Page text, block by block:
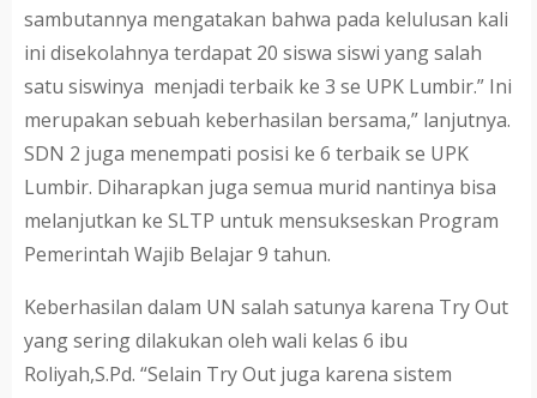
sambutannya mengatakan bahwa pada kelulusan kali
ini disekolahnya terdapat 20 siswa siswi yang salah
satu siswinya menjadi terbaik ke 3 se UPK Lumbir.” Ini
merupakan sebuah keberhasilan bersama,” lanjutnya.
SDN 2 juga menempati posisi ke 6 terbaik se UPK
Lumbir. Diharapkan juga semua murid nantinya bisa
melanjutkan ke SLTP untuk mensukseskan Program
Pemerintah Wajib Belajar 9 tahun.
Keberhasilan dalam UN salah satunya karena Try Out
yang sering dilakukan oleh wali kelas 6 ibu
Roliyah,S.Pd. “Selain Try Out juga karena sistem